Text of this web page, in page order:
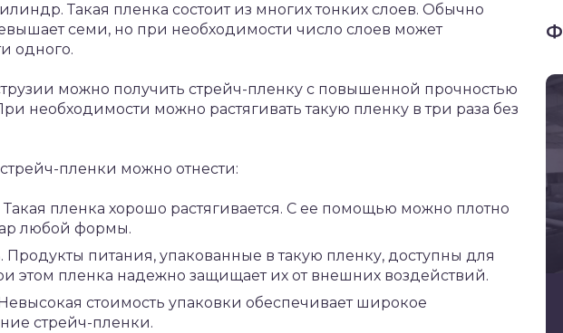
Такая пленка состоит из многих тонких слоев. Обычно
семи, но при необходимости число слоев может
одного.
можно получить стрейч-пленку с повышенной прочностью
необходимости можно растягивать такую пленку в три раза без
пленки можно отнести:
Такая пленка хорошо растягивается. С ее помощью можно плотно
любой формы.
Продукты питания, упакованные в такую пленку, доступны для
этом пленка надежно защищает их от внешних воздействий.
стоимость упаковки обеспечивает широкое
стрейч-пленки.